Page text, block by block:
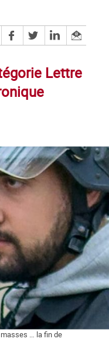
Lettre
de Macron
n’en finit pas de
politique en
… la fin de